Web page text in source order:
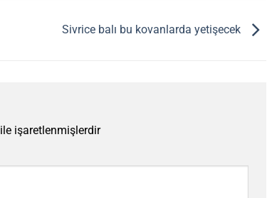
Sivrice balı bu kovanlarda yetişecek
ile işaretlenmişlerdir